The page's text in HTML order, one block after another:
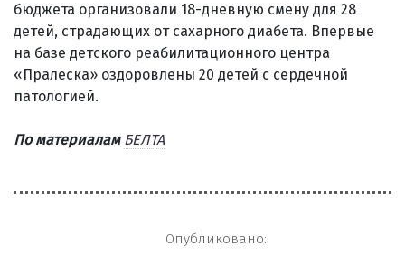
бюджета организовали 18-дневную смену для 28
детей, страдающих от сахарного диабета. Впервые
на базе детского реабилитационного центра
«Пралеска» оздоровлены 20 детей с сердечной
патологией.
По материалам БЕЛТА
Опубликовано: